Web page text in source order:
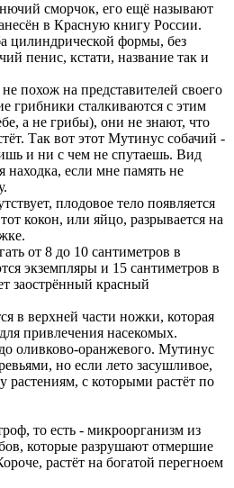
сморчок, его ещё называют
в Красную книгу России.
цилиндрической формы, без
пенис, кстати, название так и
похож на представителей своего
грибники сталкиваются с этим
а не грибы), они не знают, что
Так вот этот Мутинус собачий -
и ни с чем не спутаешь. Вид
находка, если мне память не
плодовое тело появляется
кокон, или яйцо, разрывается на
от 8 до 10 сантиметров в
экземпляры и 15 сантиметров в
заострённый красный
в верхней части ножки, которая
привлечения насекомых.
оливково-оранжевого. Мутинус
но если лето засушливое,
растениям, с которыми растёт по
то есть - микроорганизм из
которые разрушают отмершие
растёт на богатой перегноем